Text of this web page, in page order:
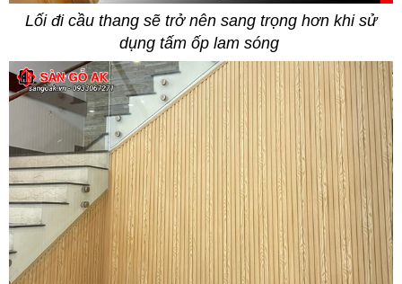
Lối đi cầu thang sẽ trở nên sang trọng hơn khi sử
dụng tấm ốp lam sóng